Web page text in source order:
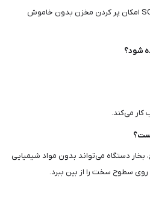
بله. یکی از مزیت‌های اصلی SC3 امکان پر کردن مخزن بدون خاموش
شود؟
کار می‌کند.
دستگاه می‌تواند بدون مواد شیمیایی